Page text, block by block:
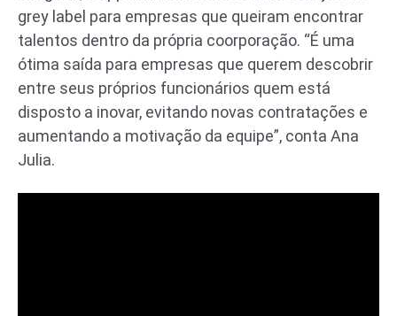
grey label para empresas que queiram encontrar
talentos dentro da própria coorporação. “É uma
ótima saída para empresas que querem descobrir
entre seus próprios funcionários quem está
disposto a inovar, evitando novas contratações e
aumentando a motivação da equipe”, conta Ana
Julia.